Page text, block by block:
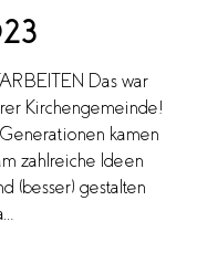
Das war
Kirchengemeinde!
kamen
zahlreiche Ideen
(besser) gestalten